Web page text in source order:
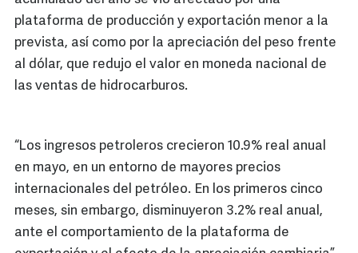
plataforma de producción y exportación menor a la
prevista, así como por la apreciación del peso frente
al dólar, que redujo el valor en moneda nacional de
las ventas de hidrocarburos.
“Los ingresos petroleros crecieron 10.9% real anual
en mayo, en un entorno de mayores precios
internacionales del petróleo. En los primeros cinco
meses, sin embargo, disminuyeron 3.2% real anual,
ante el comportamiento de la plataforma de